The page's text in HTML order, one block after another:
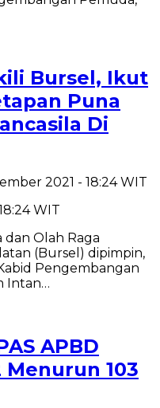
Bursel, Ikut
Puna
Di
2021 - 18:24 WIT
WIT
dan Olah Raga
(Bursel) dipimpin,
Pengembangan
Intan…
APBD
103